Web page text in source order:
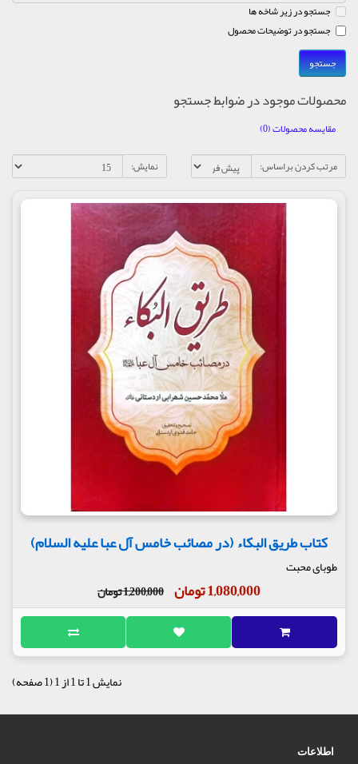
جستجو در زیر شاخه ها
جستجو در توضیحات محصول
محصولات موجود در ضوابط جستجو
مقایسه محصولات (0)
مرتب کردن براساس:
نمایش:
کتاب طریق البکاء (در مصائب خامس آل عبا علیه السلام)
طوبای محبت
1,080,000 تومان 1,200,000 تومان
نمایش 1 تا 1 از 1 (1 صفحه)
اطلاعات